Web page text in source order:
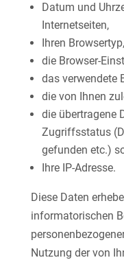
Datum und
Internetseiten,
Ihren Browsertyp,
die Browser-
das verwendete
die von Ihnen
die übertragene
Zugriffsstatus
gefunden etc.)
Ihre IP-Adresse.
Diese Daten
informatorischen
Nutzung der von